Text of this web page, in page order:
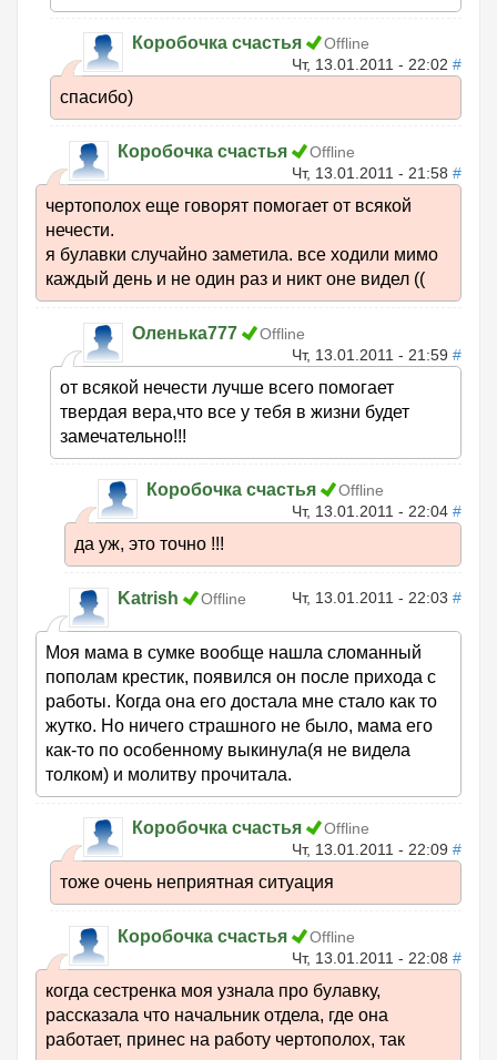
Коробочка счастья
Offline
Чт, 13.01.2011 - 22:02 #
спасибо)
Коробочка счастья
Offline
Чт, 13.01.2011 - 21:58 #
чертополох еще говорят помогает от всякой
нечести.
я булавки случайно заметила. все ходили мимо
каждый день и не один раз и никт оне видел ((
Оленька777
Offline
Чт, 13.01.2011 - 21:59 #
от всякой нечести лучше всего помогает
твердая вера,что все у тебя в жизни будет
замечательно!!!
Коробочка счастья
Offline
Чт, 13.01.2011 - 22:04 #
да уж, это точно !!!
Katrish Offline Чт, 13.01.2011 - 22:03 #
Моя мама в сумке вообще нашла сломанный
пополам крестик, появился он после прихода с
работы. Когда она его достала мне стало как то
жутко. Но ничего страшного не было, мама его
как-то по особенному выкинула(я не видела
толком) и молитву прочитала.
Коробочка счастья
Offline
Чт, 13.01.2011 - 22:09 #
тоже очень неприятная ситуация
Коробочка счастья
Offline
Чт, 13.01.2011 - 22:08 #
когда сестренка моя узнала про булавку,
рассказала что начальник отдела, где она
работает, принес на работу чертополох, так